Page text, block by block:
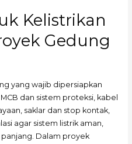
Kelistrikan
Gedung
yang wajib dipersiapkan
dan sistem proteksi, kabel
saklar dan stop kontak,
agar sistem listrik aman,
Dalam proyek